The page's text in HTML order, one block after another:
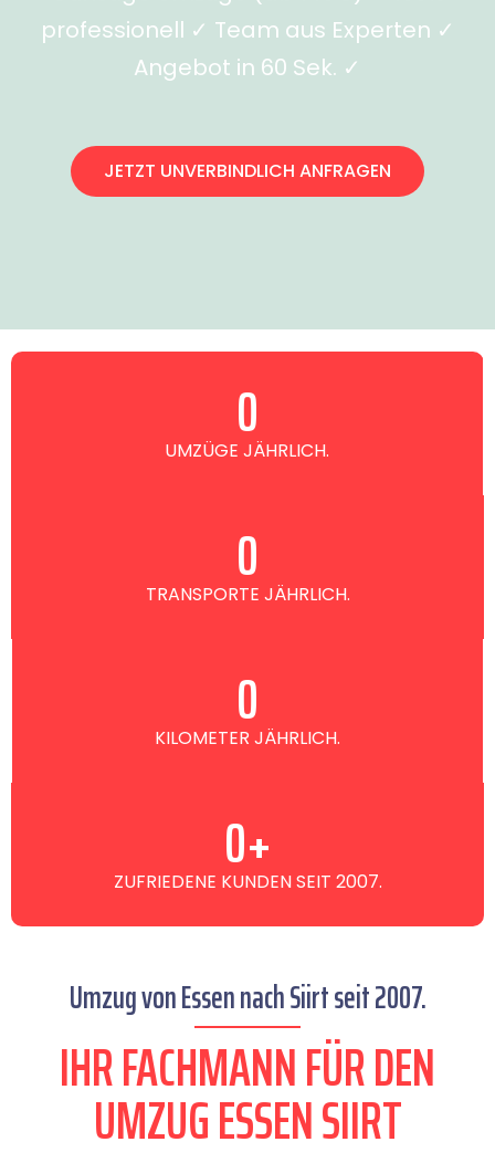
professionell ✓ Team aus Experten ✓
Angebot in 60 Sek. ✓
JETZT UNVERBINDLICH ANFRAGEN
UMZÜGE JÄHRLICH.
0
TRANSPORTE JÄHRLICH.
0
KILOMETER JÄHRLICH.
0
ZUFRIEDENE KUNDEN SEIT 2007.
0+
Umzug von Essen nach Siirt seit 2007.
IHR FACHMANN FÜR DEN
UMZUG ESSEN SIIRT